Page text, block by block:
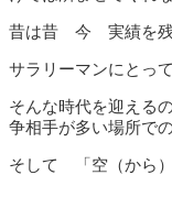
昔は昔 今 実績を残
サラリーマンにとっ
そんな時代を迎える
争相手が多い場所で
そして 「空（から